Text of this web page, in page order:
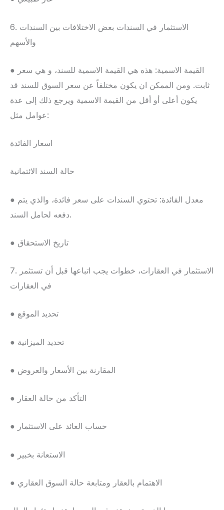
6. الاستثمار في السندات بعض الاختلافات بين السندات
والأسهم
● القيمة الاسمية: هذه هي القيمة الاسمية للسند، و هي سعر
ثابت. ومن الممكن ان يكون مختلفاً عن سعر السوق للسند قد
يكون أعلى أو أقل من القيمة الاسمية ويرجع ذلك إلى عدة
عوامل مثل:
اسعار الفائدة
حالة السند الائتمانية
● معدل الفائدة: تحتوي السندات على سعر فائدة، والذي يتم
دفعه لحامل السند.
● تاريخ الاستحقاق
7. الاستثمار في العقارات، خطوات يجب اتباعها قبل أن تستثمر
في العقارات
● تحديد الموقع
● تحديد الميزانية
● المقارنة بين الأسعار والعروض
● التأكد من حالة العقار
● حساب العائد على الاستثمار
● الاستعانة بخبير
● الاهتمام بالعقار ومتابعة حالة السوق العقاري